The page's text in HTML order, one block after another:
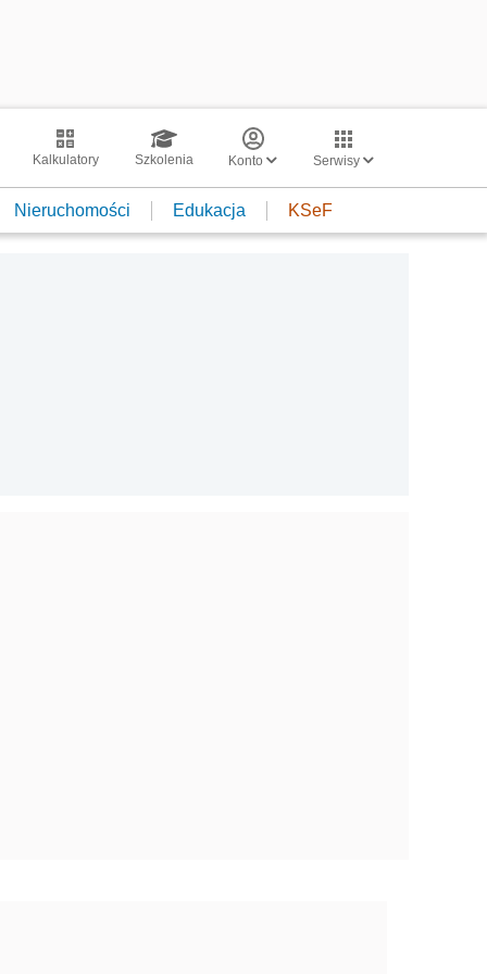
Kalkulatory Szkolenia Konto Serwisy
Nieruchomości Edukacja KSeF